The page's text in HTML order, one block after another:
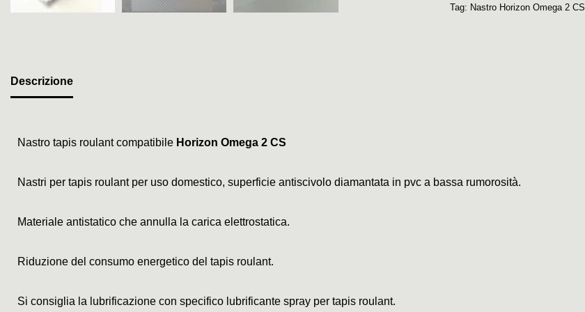
Tag: Nastro Horizon Omega 2 CS
Descrizione
Nastro tapis roulant compatibile Horizon Omega 2 CS
Nastri per tapis roulant per uso domestico, superficie antiscivolo diamantata in pvc a bassa rumorosità.
Materiale antistatico che annulla la carica elettrostatica.
Riduzione del consumo energetico del tapis roulant.
Si consiglia la lubrificazione con specifico lubrificante spray per tapis roulant.